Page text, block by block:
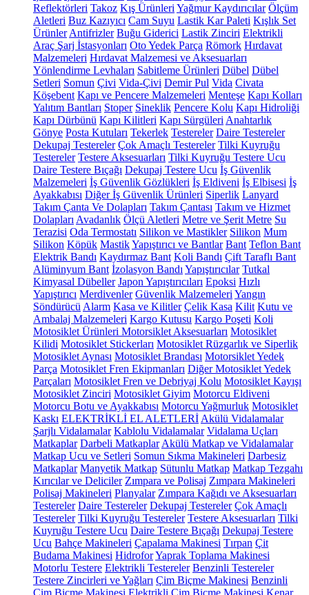
Reflektörleri Takoz Kış Ürünleri Yağmur Kaydırıcılar Ölçüm
Aletleri Buz Kazıyıcı Cam Suyu Lastik Kar Paleti Kışlık Set
Ürünler Antifrizler Buğu Giderici Lastik Zinciri Elektrikli
Araç Şarj İstasyonları Oto Yedek Parça Römork Hırdavat
Malzemeleri Hırdavat Malzemesi ve Aksesuarları
Yönlendirme Levhaları Sabitleme Ürünleri Dübel Dübel
Setleri Somun Çivi Vida-Çivi Demir Pul Vida Civata
Köşebent Kapı ve Pencere Malzemeleri Menteşe Kapı Kolları
Yalıtım Bantları Stoper Sineklik Pencere Kolu Kapı Hidroliği
Kapı Dürbünü Kapı Kilitleri Kapı Sürgüleri Anahtarlık
Gönye Posta Kutuları Tekerlek Testereler Daire Testereler
Dekupaj Testereler Çok Amaçlı Testereler Tilki Kuyruğu
Testereler Testere Aksesuarları Tilki Kuyruğu Testere Ucu
Daire Testere Bıçağı Dekupaj Testere Ucu İş Güvenlik
Malzemeleri İş Güvenlik Gözlükleri İş Eldiveni İş Elbisesi İş
Ayakkabısı Diğer İş Güvenlik Ürünleri Siperlik Lanyard
Takım Çanta Ve Dolapları Takım Çantası Takım ve Hizmet
Dolapları Avadanlık Ölçü Aletleri Metre ve Şerit Metre Su
Terazisi Oda Termostatı Silikon ve Mastikler Silikon Mum
Silikon Köpük MastikYapıştırıcı ve Bantlar Bant Teflon Bant
Elektrik Bandı Kaydırmaz Bant Koli Bandı Çift Taraflı Bant
Alüminyum Bant İzolasyon Bandı Yapıştırıcılar Tutkal
Kimyasal Dübeller Japon Yapıştırıcıları Epoksi Hızlı
Yapıştırıcı Merdivenler Güvenlik Malzemeleri Yangın
Söndürücü Alarm Kasa ve Kilitler Çelik Kasa Kilit Kutu ve
Ambalaj Malzemeleri Kargo Kutusu Kargo Poşeti Koli
Motosiklet Ürünleri Motorsiklet Aksesuarları Motosiklet
Kilidi Motosiklet Stickerları Motosiklet Rüzgarlık ve Siperlik
Motosiklet Aynası Motosiklet Brandası Motorsiklet Yedek
Parça Motosiklet Fren Ekipmanları Diğer Motosiklet Yedek
Parçaları Motosiklet Fren ve Debriyaj Kolu Motosiklet Kayışı
Motosiklet Zinciri Motosiklet Giyim Motorcu Eldiveni
Motorcu Botu ve Ayakkabısı Motorcu Yağmurluk Motosiklet
Kaskı ELEKTRİKLİ EL ALETLERİ Akülü Vidalamalar
Şarjlı Vidalamalar Kablolu Vidalamalar Vidalama Uçları
Matkaplar Darbeli Matkaplar Akülü Matkap ve Vidalamalar
Matkap Ucu ve Setleri Somun Sıkma Makineleri Darbesiz
Matkaplar Manyetik Matkap Sütunlu Matkap Matkap Tezgahı
Kırıcılar ve Deliciler Zımpara ve Polisaj Zımpara Makineleri
Polisaj Makineleri Planyalar Zımpara Kağıdı ve Aksesuarları
Testereler Daire Testereler Dekupaj Testereler Çok Amaçlı
Testereler Tilki Kuyruğu Testereler Testere Aksesuarları Tilki
Kuyruğu Testere Ucu Daire Testere Bıçağı Dekupaj Testere
Ucu Bahçe Makineleri Çapalama Makinesi Tırpan Çit
Budama Makinesi HidroforYaprak Toplama Makinesi
Motorlu Testere Elektrikli Testereler Benzinli Testereler
Testere Zincirleri ve Yağları Çim Biçme Makinesi Benzinli
Çim Biçme Makinesi Elektrikli Çim Biçme Makinesi Kenar